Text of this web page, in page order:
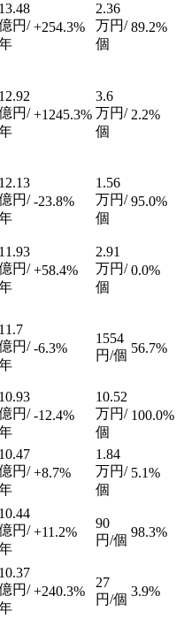
13.48
円/ +254.3%
2.36
万円/
個
89.2%
12.92
円/ +1245.3%
3.6
万円/
個
2.2%
12.13
円/ -23.8%
1.56
万円/
個
95.0%
11.93
円/ +58.4%
2.91
万円/
個
0.0%
11.7
円/ -6.3%
1554
円/個 56.7%
10.93
円/ -12.4%
10.52
万円/
個
100.0%
10.47
円/ +8.7%
1.84
万円/
個
5.1%
10.44
円/ +11.2%
90
円/個
98.3%
10.37
円/ +240.3%
27
円/個
3.9%